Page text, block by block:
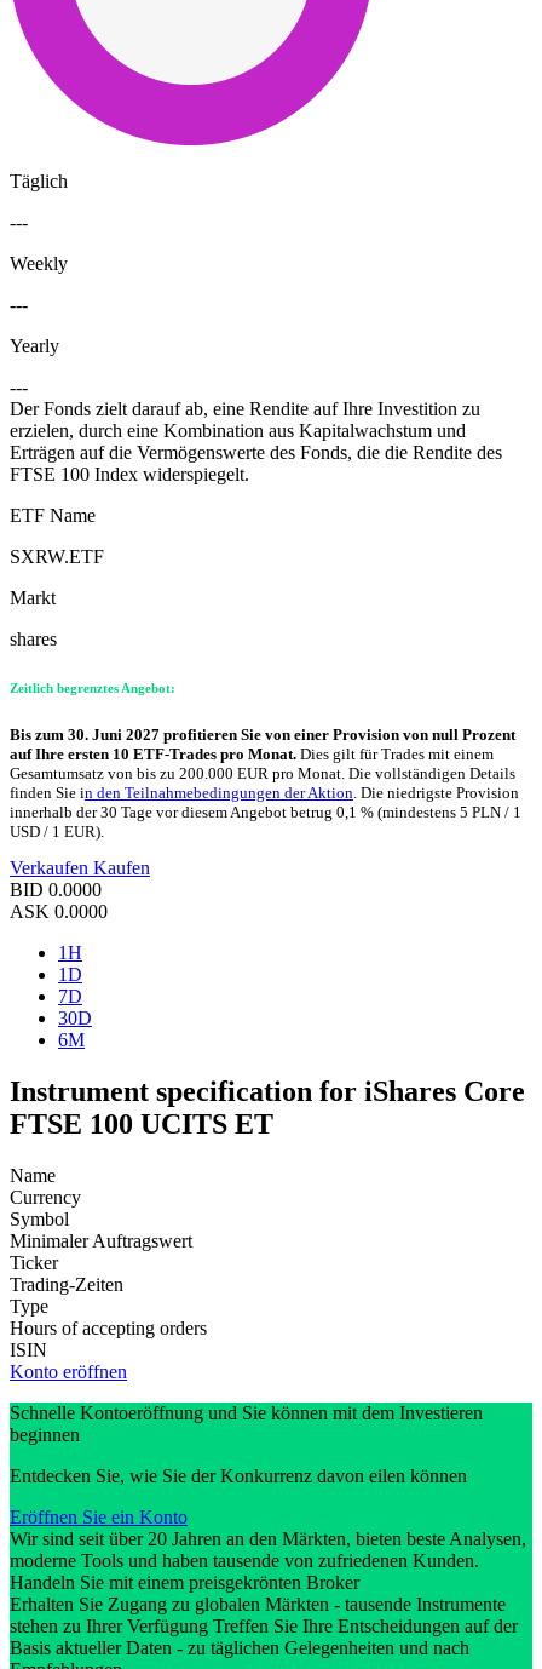
Täglich
---
Weekly
---
Yearly
---
Der Fonds zielt darauf ab, eine Rendite auf Ihre Investition zu
erzielen, durch eine Kombination aus Kapitalwachstum und
Erträgen auf die Vermögenswerte des Fonds, die die Rendite des
FTSE 100 Index widerspiegelt.
ETF Name
SXRW.ETF
Markt
shares
Zeitlich begrenztes Angebot:
Bis zum 30. Juni 2027 profitieren Sie von einer Provision von null Prozent
auf Ihre ersten 10 ETF-Trades pro Monat. Dies gilt für Trades mit einem
Gesamtumsatz von bis zu 200.000 EUR pro Monat. Die vollständigen Details
finden Sie in den Teilnahmebedingungen der Aktion. Die niedrigste Provision
innerhalb der 30 Tage vor diesem Angebot betrug 0,1 % (mindestens 5 PLN / 1
USD / 1 EUR).
Verkaufen Kaufen
BID 0.0000
ASK 0.0000
1H
1D
7D
30D
6M
Instrument specification for iShares Core
FTSE 100 UCITS ET
Name
Currency
Symbol
Minimaler Auftragswert
Ticker
Trading-Zeiten
Type
Hours of accepting orders
ISIN
Konto eröffnen
Schnelle Kontoeröffnung und Sie können mit dem Investieren
beginnen
Entdecken Sie, wie Sie der Konkurrenz davon eilen können
Eröffnen Sie ein Konto
Wir sind seit über 20 Jahren an den Märkten, bieten beste Analysen,
moderne Tools und haben tausende von zufriedenen Kunden.
Handeln Sie mit einem preisgekrönten Broker
Erhalten Sie Zugang zu globalen Märkten - tausende Instrumente
stehen zu Ihrer Verfügung Treffen Sie Ihre Entscheidungen auf der
Basis aktueller Daten - zu täglichen Gelegenheiten und nach